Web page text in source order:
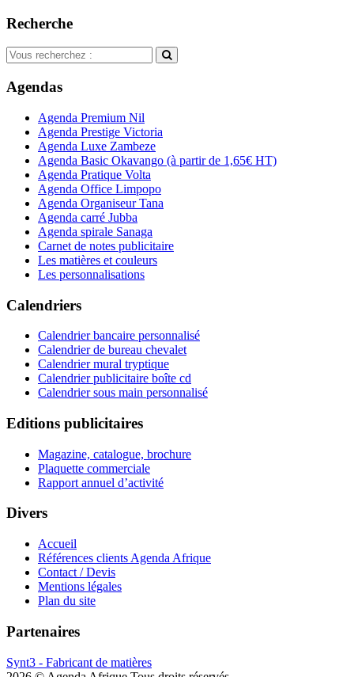
Recherche
Agendas
Agenda Premium Nil
Agenda Prestige Victoria
Agenda Luxe Zambeze
Agenda Basic Okavango (à partir de 1,65€ HT)
Agenda Pratique Volta
Agenda Office Limpopo
Agenda Organiseur Tana
Agenda carré Jubba
Agenda spirale Sanaga
Carnet de notes publicitaire
Les matières et couleurs
Les personnalisations
Calendriers
Calendrier bancaire personnalisé
Calendrier de bureau chevalet
Calendrier mural tryptique
Calendrier publicitaire boîte cd
Calendrier sous main personnalisé
Editions publicitaires
Magazine, catalogue, brochure
Plaquette commerciale
Rapport annuel d’activité
Divers
Accueil
Références clients Agenda Afrique
Contact / Devis
Mentions légales
Plan du site
Partenaires
Synt3 - Fabricant de matières